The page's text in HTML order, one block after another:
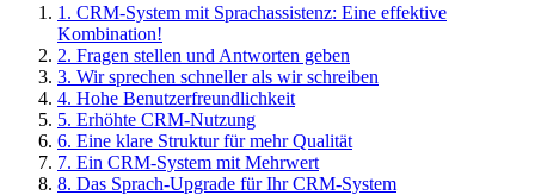
1 . CRM-System mit Sprachassistenz: Eine effektive
Kombination!
2. Fragen stellen und Antworten geben
3. Wir sprechen schneller als wir schreiben
4. Hohe Benutzerfreundlichkeit
5. Erhöhte CRM-Nutzung
6. Eine klare Struktur für mehr Qualität
7. Ein CRM-System mit Mehrwert
8. Das Sprach-Upgrade für Ihr CRM-System